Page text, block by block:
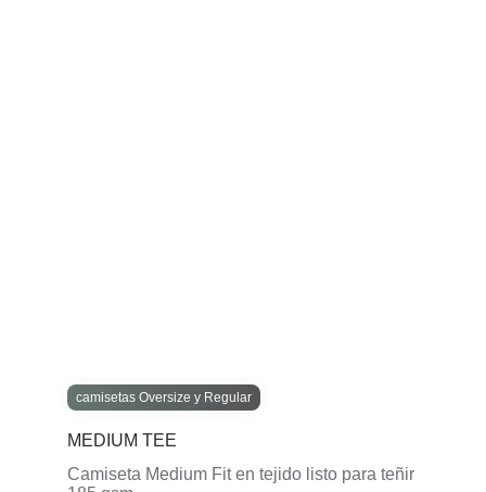
camisetas Oversize y Regular
MEDIUM TEE
Camiseta Medium Fit en tejido listo para teñir